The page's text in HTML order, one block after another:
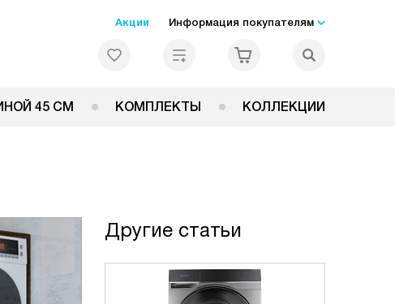
Акции Информация покупателям
45 СМ КОМПЛЕКТЫ КОЛЛЕКЦИИ
Другие статьи